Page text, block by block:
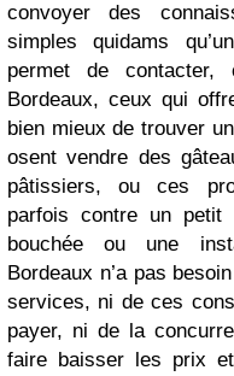
convoyer des
simples quidams
permet de contacter,
Bordeaux, ceux qui
bien mieux de trouver
osent vendre des
pâtissiers, ou ces
parfois contre un petit
bouchée ou une
Bordeaux n’a pas
services, ni de ces
payer, ni de la
faire baisser les prix et